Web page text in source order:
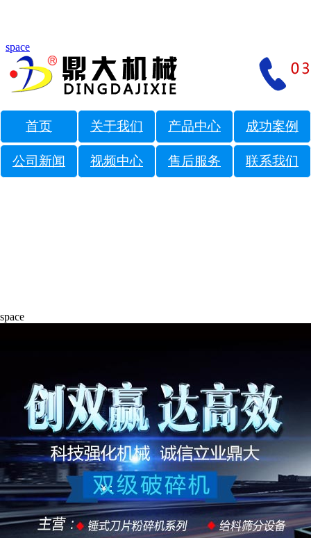
space
首页 关于我们 产品中心 成功案例
公司新闻 视频中心 售后服务 联系我们
space